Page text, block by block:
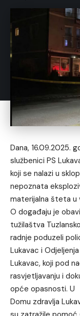
Dana, 16.09.2025.
službenici PS
koji se nalazi u
nepoznata
materijalna šteta u
O događaju je
tužilaštva
radnje poduzeli
Lukavac i
Lukavac, koji pod
rasvjetljavanju i
opće opasnosti. U
Domu zdravlja